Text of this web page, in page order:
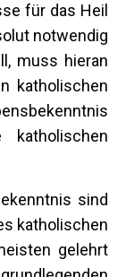
für das Heil
notwendig
muss hieran
katholischen
sind
katholischen
gelehrt